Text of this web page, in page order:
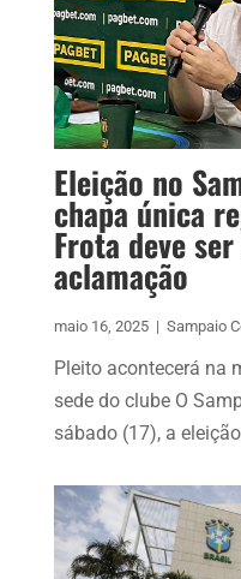
Eleição no
chapa única
Frota deve
aclamação
maio 16, 2025 | Sampaio
Pleito acontecerá na
sede do clube O
sábado (17), a